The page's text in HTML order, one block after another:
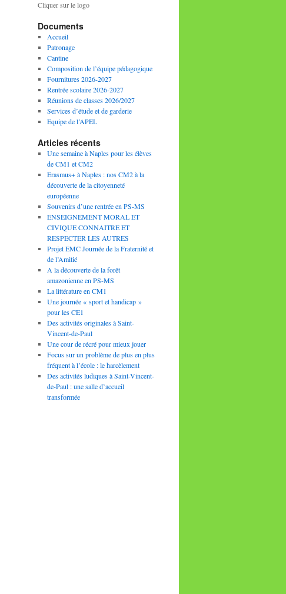
Cliquer sur le logo
Documents
Accueil
Patronage
Cantine
Composition de l’équipe pédagogique
Fournitures 2026-2027
Rentrée scolaire 2026-2027
Réunions de classes 2026/2027
Services d’étude et de garderie
Equipe de l’APEL
Articles récents
Une semaine à Naples pour les élèves
de CM1 et CM2
Erasmus+ à Naples : nos CM2 à la
découverte de la citoyenneté
européenne
Souvenirs d’une rentrée en PS-MS
ENSEIGNEMENT MORAL ET
CIVIQUE CONNAITRE ET
RESPECTER LES AUTRES
Projet EMC Journée de la Fraternité et
de l’Amitié
A la découverte de la forêt
amazonienne en PS-MS
La littérature en CM1
Une journée « sport et handicap »
pour les CE1
Des activités originales à Saint-
Vincent-de-Paul
Une cour de récré pour mieux jouer
Focus sur un problème de plus en plus
fréquent à l’école : le harcèlement
Des activités ludiques à Saint-Vincent-
de-Paul : une salle d’accueil
transformée